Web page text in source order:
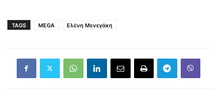
TAGS MEGA Ελένη Μενεγάκη